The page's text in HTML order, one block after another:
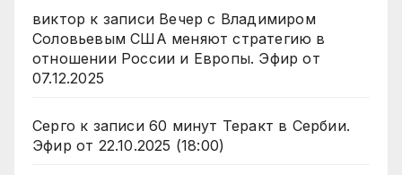
виктор к записи Вечер с Владимиром
Соловьевым США меняют стратегию в
отношении России и Европы. Эфир от
07.12.2025
Серго к записи 60 минут Теракт в Сербии.
Эфир от 22.10.2025 (18:00)